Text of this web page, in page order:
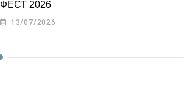
ФЕСТ 2026
13/07/2026